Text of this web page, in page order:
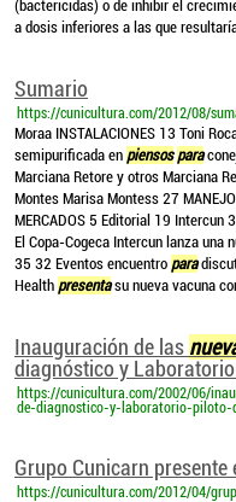
(bactericidas) o de inhibir el
a dosis inferiores a las que
Sumario
https://cunicultura.com/2012/08/
Moraa INSTALACIONES 13 Toni
semipurificada en piensos para
Marciana Retore y otros Marciana
Montes Marisa Montess 27
MERCADOS 5 Editorial 19 Intercun
El Copa-Cogeca Intercun lanza una
35 32 Eventos encuentro para
Health presentasu nueva vacuna
Inauguración de las
diagnóstico y
https://cunicultura.com/2002/06/
de-diagnostico-y-laboratorio-piloto-
Grupo Cunicarn presente
https://cunicultura.com/2012/04/